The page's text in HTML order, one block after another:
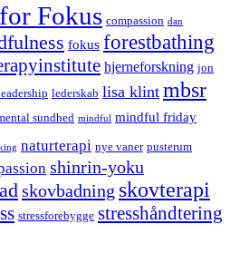
Fokus compassion dan
fokus forestbathing
hjerneforskning jon
lederskab lisa klint mbsr
sundhed mindful mindful friday
naturterapi nye vaner pusterum
shinrin-yoku
skovbadning skovterapi
stressforebygge stresshåndtering